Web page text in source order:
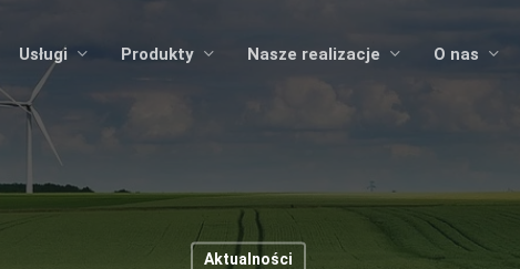
Usługi Produkty Nasze realizacje O nas
Aktualności